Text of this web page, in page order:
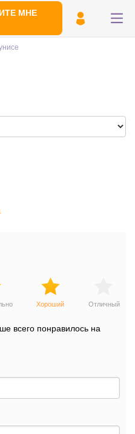
МНЕ
Хороший Отличный
всего понравилось на